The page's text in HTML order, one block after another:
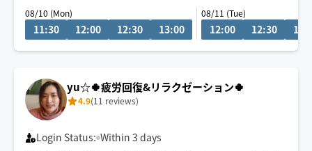
08/10 (Mon)
11:30 12:00 12:30 13:00
08/11 (Tue)
12:00 12:30
yu☆🍀疲労回復&リラクゼーション🍀
4.9(11 reviews)
Login Status: Within 3 days